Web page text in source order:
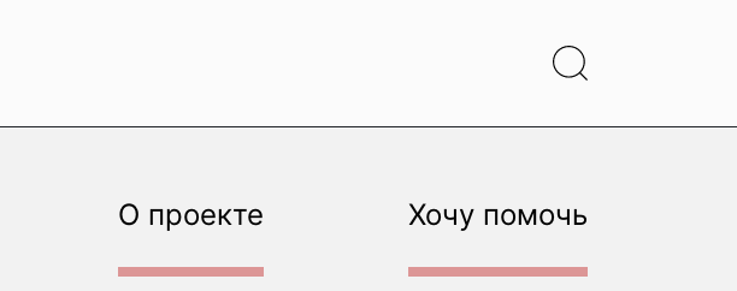
О проекте Хочу помочь